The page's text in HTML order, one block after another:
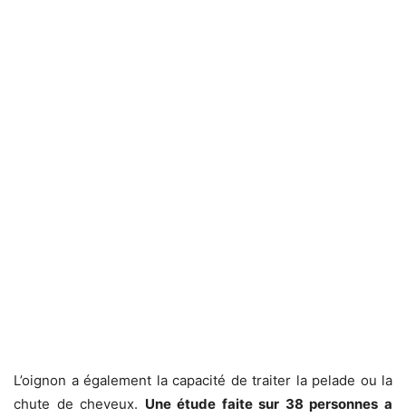
L’oignon a également la capacité de traiter la pelade ou la
chute de cheveux. Une étude faite sur 38 personnes a